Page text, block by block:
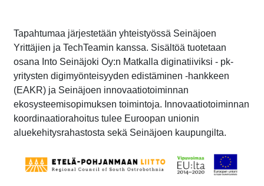
Tapahtumaa järjestetään yhteistyössä Seinäjoen
Yrittäjien ja TechTeamin kanssa. Sisältöä tuotetaan
osana Into Seinäjoki Oy:n Matkalla diginatiiviksi - pk-
yritysten digimyönteisyyden edistäminen -hankkeen
(EAKR) ja Seinäjoen innovaatiotoiminnan
ekosysteemisopimuksen toimintoja. Innovaatiotoiminnan
koordinaatiorahoitus tulee Euroopan unionin
aluekehitysrahastosta sekä Seinäjoen kaupungilta.